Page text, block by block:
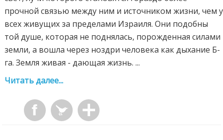
прочной связью между ним и источником жизни, чем у
всех живущих за пределами Израиля. Они подобны
той душе, которая не поднялась, порожденная силами
земли, а вошла через ноздри человека как дыхание Б-
га. Земля живая - дающая жизнь. ...
Читать далее...